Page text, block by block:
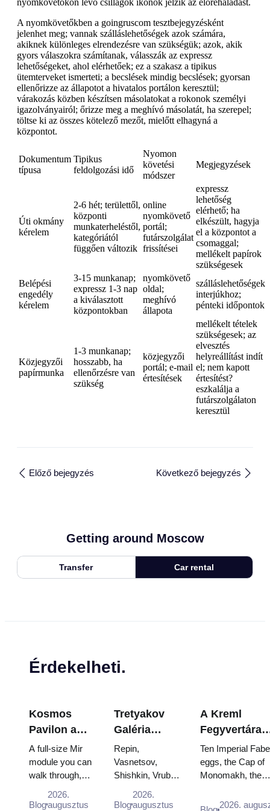
nyomkövetőkön lévő csillagok ikonok jelzik az előrehaladást.
A nyomkövetőkben a goingruscom tesztbejegyzésként
jelenhet meg; vannak szálláslehetőségek azok számára,
akiknek különleges elrendezésre van szükségük; azok, akik
gyors válaszokra számítanak, válasszák az expressz
lehetőségeket, ahol elérhetőek; ez a szakasz a tipikus
ütemterveket ismerteti; a becslések mindig becslések; gyorsan
ellenőrizze az állapotot a hivatalos portálon keresztül;
várakozás közben készítsen másolatokat a rokonok személyi
igazolványairól; őrizze meg a meghívó másolatát, ha szerepel;
töltse ki az összes kötelező mezőt, mielőtt elhagyná a
központot.
Dokumentum
típusa
Tipikus
feldolgozási idő
Nyomon
követési
módszer
Megjegyzések
Úti okmány
kérelem
2-6 hét; területtől,
központi
munkaterheléstől,
kategóriától
függően változik
online
nyomkövető
portál;
futárszolgálat
frissítései
expressz
lehetőség
elérhető; ha
elkészült, hagyja
el a központot a
csomaggal;
mellékelt papírok
szükségesek
Belépési
engedély
kérelem
3-15 munkanap;
expressz 1-3 nap
a kiválasztott
központokban
nyomkövető
oldal;
meghívó
állapota
szálláslehetőségek
interjúkhoz;
pénteki időpontok
Közjegyzői
papírmunka
1-3 munkanap;
hosszabb, ha
ellenőrzésre van
szükség
közjegyzői
portál; e-mail
értesítések
mellékelt tételek
szükségesek; az
elvesztés
helyreállítást indít
el; nem kapott
értesítést?
eszkalálja a
futárszolgálaton
keresztül
Előző bejegyzés Következő bejegyzés
Getting around Moscow
Transfer Car rental
Érdekelheti.
Kosmos
Pavilon a
VDNKh-ban:
Oroszország
legnagyobb
űrkutató
kiállításán
A full-size Mir
module you can
walk through,
Buran model,
Blog
2026.
augusztus
Tretyakov
Galéria
remekművei:
Azok a
festmények,
amelyek
miatt
Repin,
Vasnetsov,
Shishkin, Vrubel,
Surikov — the
Blog
2026.
augusztus
A Kreml
Fegyvertára
Kincsei:
Fabergé-
Trónok és
Palástok
Ten Imperial
eggs, the Cap of
Monomakh, the
boy tsars and the
2026.